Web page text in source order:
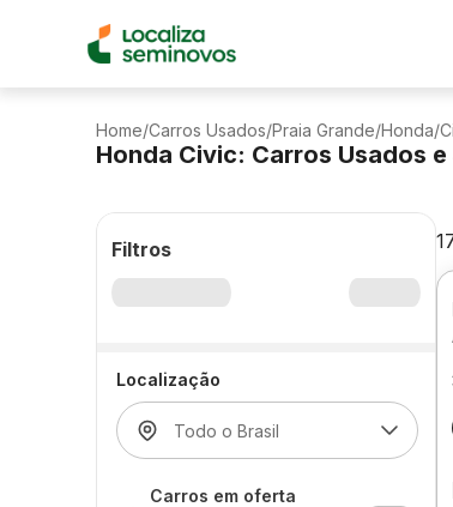
Home/Carros Usados/Praia Grande/Honda/
Honda Civic: Carros Usados
Filtros
Localização
Carros em oferta